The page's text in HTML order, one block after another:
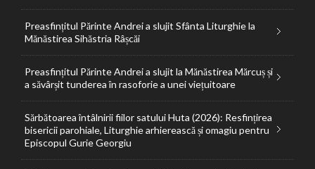
Preasfințitul Părinte Andrei a slujit Sfânta Liturghie la
Mănăstirea Sihăstria Râșcăi
Preasfințitul Părinte Andrei a slujit la Mănăstirea Mărcuș și
a săvârșit tunderea în rasoforie a unei viețuitoare
Sărbătoarea întâlnirii fiilor satului Huta (2026): Resfințirea
bisericii parohiale, Liturghie arhierească și omagiu pentru
Episcopul Gurie Georgiu